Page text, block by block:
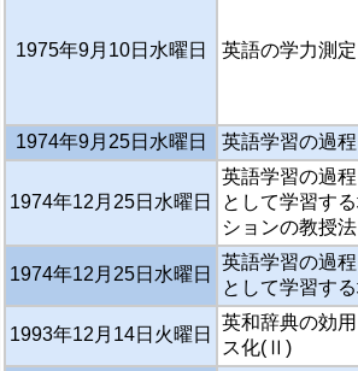
1975年9月10日水曜日 英語の学力測
1974年9月25日水曜日 英語学習の過
1974年12月25日水曜日
英語学習の過
として学習す
ションの教授法
1974年12月25日水曜日
英語学習の過
として学習す
1993年12月14日火曜日
英和辞典の効
ス化(Ⅱ)